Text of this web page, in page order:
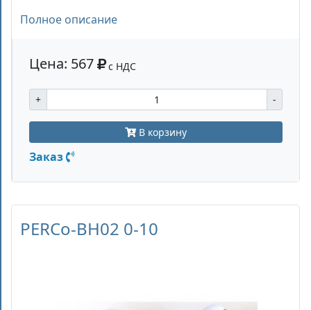
Полное описание
Цена: 567 с НДС
+ -
В корзину
Заказ
PERCo-BH02 0-10